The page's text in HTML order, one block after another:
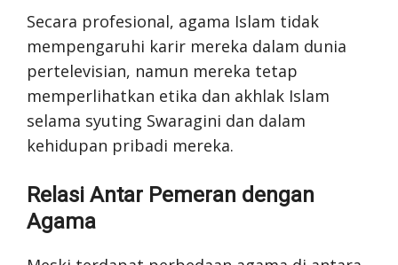
Secara profesional, agama Islam tidak
mempengaruhi karir mereka dalam dunia
pertelevisian, namun mereka tetap
memperlihatkan etika dan akhlak Islam
selama syuting Swaragini dan dalam
kehidupan pribadi mereka.
Relasi Antar Pemeran dengan
Agama